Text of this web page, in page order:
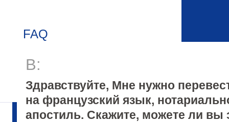
FAQ
В:
Здравствуйте, Мне нужно
на французский язык,
апостиль. Скажите, можете ли вы